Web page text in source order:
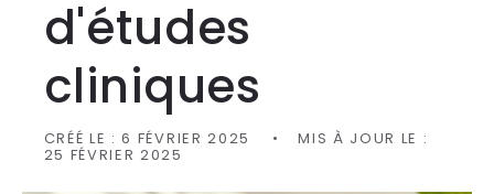
d'études
cliniques
CRÉÉ LE :6 FÉVRIER 2025 MIS À JOUR LE :
25 FÉVRIER 2025